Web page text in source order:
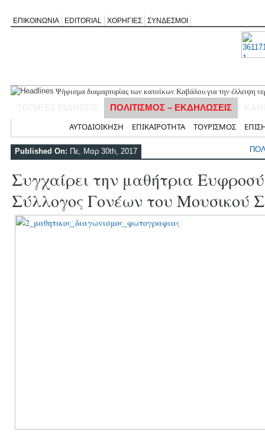
ΕΠΙΚΟΙΝΩΝΙΑ EDITORIAL ΧΟΡΗΓΙΕΣ ΣΥΝΔΕΣΜΟΙ
Ψήφισμα διαμαρτυρίας των κατοίκων Καβάλου για την έλλειψη
«Έφυγε» σε ηλικία 74 ετών ο ηθοποιός Νίκος Καλογερόπουλος
Η Λευκάδα τίμησε τον δικό της Ηλία Λογοθέτη σε μια βραδιά
Θεία Λειτουργία για τους απόδημους Αλεξανδρίτες στον Άγιο
ΠΟΛΙΤΙΣΜΟΣ – ΕΚΔΗΛΩΣΕΙΣ
ΑΥΤΟΔΙΟΙΚΗΣΗ ΕΠΙΚΑΙΡΟΤΗΤΑ ΤΟΥΡΙΣΜΟΣ
Published On: Πε, Μαρ 30th, 2017
Συγχαίρει την μαθήτρια
Σύλλογος Γονέων του Μουσικού